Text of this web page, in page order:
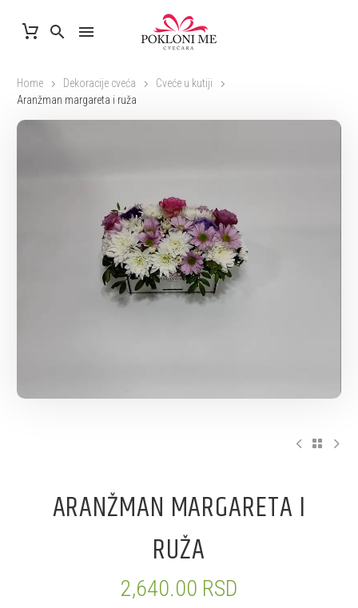
Home Dekoracije cveća
Cveće u kutiji
Aranžman margareta i ruža
ARANŽMAN MARGARETA I
RUŽA
2,640.00 RSD